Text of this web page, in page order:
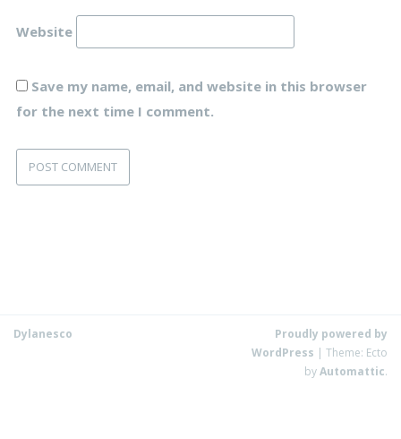
Website
Save my name, email, and website in this browser
for the next time I comment.
Dylanesco
Proudly powered by
WordPress | Theme: Ecto
byAutomattic.